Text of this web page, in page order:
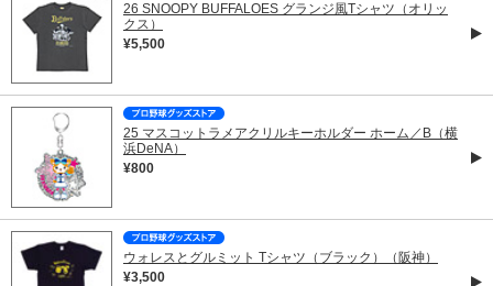
26 SNOOPY BUFFALOES グランジ風Tシャツ（オリッ
クス）
¥5,500
25 マスコットラメアクリルキーホルダー ホーム／B（横
浜DeNA）
¥800
ウォレスとグルミット Tシャツ（ブラック）（阪神）
¥3,500